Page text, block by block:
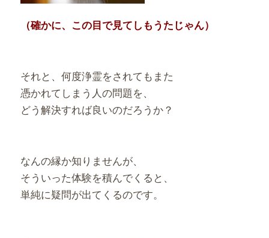
（確かに、この目で見てしもうたじゃん）
それと、何度浄霊をされてもまた
憑かれてしまう人の問題を、
どう解決すれば良いのだろうか？
なんの縁か知りませんが、
そういった体験を積んでくると、
単純に疑問が出てくるのです。